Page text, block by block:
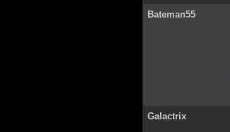
Bateman55
Galactrix